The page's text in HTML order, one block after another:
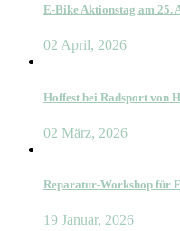
E-Bike Aktionstag am 25.
02 April, 2026
Hoffest bei Radsport von
02 März, 2026
Reparatur-Workshop für
19 Januar, 2026